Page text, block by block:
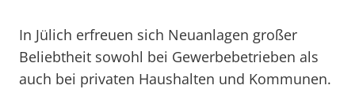
In Jülich erfreuen sich Neuanlagen großer
Beliebtheit sowohl bei Gewerbebetrieben als
auch bei privaten Haushalten und Kommunen.